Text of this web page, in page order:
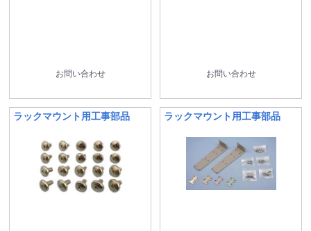
お問い合わせ お問い合わせ
ラックマウント用工事部品 ラックマウント用工事部品